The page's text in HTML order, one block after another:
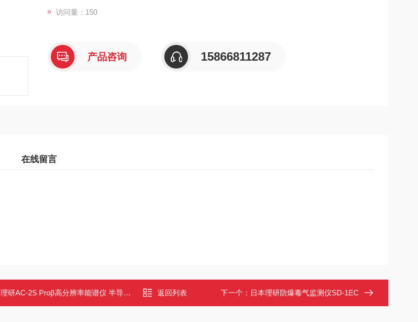
访问量：150
产品咨询 15866811287
在线留言
理研AC-2S Proβ高分辨率能谱仪 半导体晶圆/像素级微区测试 返回列表 下一个： 日本理研防爆毒气监测仪SD-1EC